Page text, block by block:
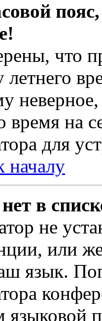
что
летнего
неверное,
время на
для
началу
в
не
или
язык.